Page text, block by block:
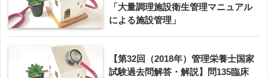
「大量調理施設衛生管理マニュアル
による施設管理」
【第32回（2018年）管理栄養士国家
試験過去問解答・解説】問135臨床